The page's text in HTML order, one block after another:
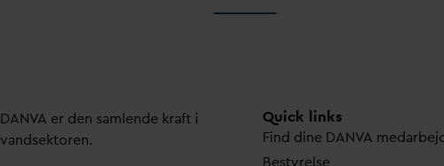
DANVA er den samlende kraft i
vandsektoren.
Quick links
Find dine DANVA med